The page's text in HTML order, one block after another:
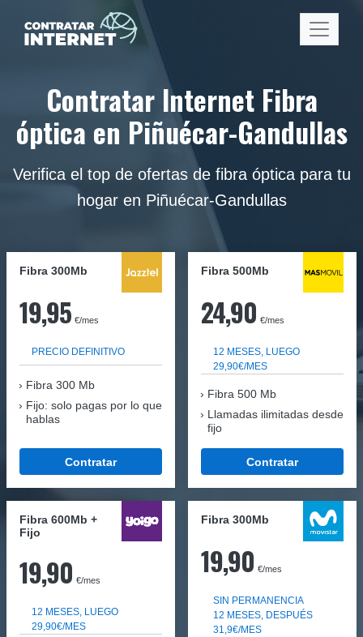
Contratar Internet Fibra
óptica en Piñuécar-Gandullas
Verifica el top de ofertas de fibra óptica para tu
hogar en Piñuécar-Gandullas
Fibra 300Mb
19,95 €/mes
PRECIO DEFINITIVO
Fibra 300 Mb
Fijo: solo pagas por lo que
hablas
Contratar
Fibra 500Mb
24,90 €/mes
12 MESES, LUEGO
29,90€/MES
Fibra 500 Mb
Llamadas ilimitadas desde
fijo
Contratar
Fibra 600Mb +
Fijo
19,90 €/mes
12 MESES, LUEGO
29,90€/MES
Fibra 300Mb
19,90 €/mes
SIN PERMANENCIA
12 MESES, DESPUÉS
31,9€/MES